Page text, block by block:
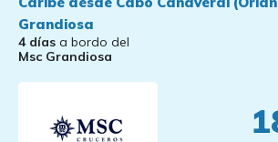
Grandiosa
4 días a bordo del
Msc Grandiosa